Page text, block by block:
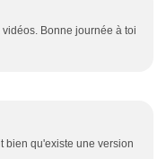
Bonne journée à toi
bien qu'existe une version